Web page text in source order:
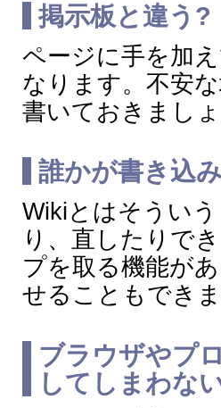
掲示板と違う?
ページに手を加
なります。不安
書いておきまし
誰かが書き込
Wikiとはそうい
り、直したりでき
プを取る機能が
せることもできま
ブラウザやプ
してしまわな